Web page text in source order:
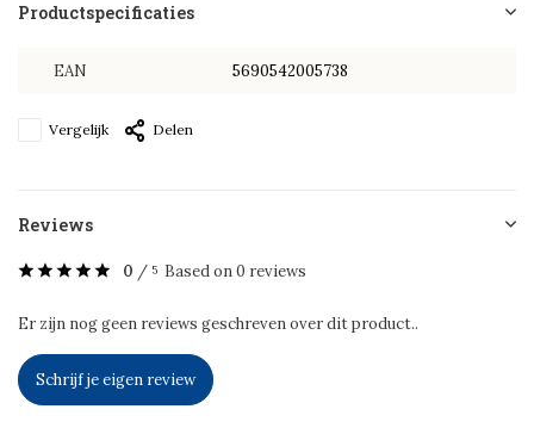
Productspecificaties
EAN 5690542005738
Vergelijk Delen
Reviews
0 / 5 Based on 0 reviews
Er zijn nog geen reviews geschreven over dit product..
Schrijf je eigen review